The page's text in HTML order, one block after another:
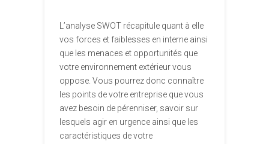
L’analyse SWOT récapitule quant à elle
vos forces et faiblesses en interne ainsi
que les menaces et opportunités que
votre environnement extérieur vous
oppose. Vous pourrez donc connaître
les points de votre entreprise que vous
avez besoin de pérenniser, savoir sur
lesquels agir en urgence ainsi que les
caractéristiques de votre